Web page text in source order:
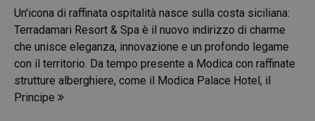
Un'icona di raffinata ospitalità nasce sulla costa siciliana:
Terradamari Resort & Spa è il nuovo indirizzo di charme
che unisce eleganza, innovazione e un profondo legame
con il territorio. Da tempo presente a Modica con raffinate
strutture alberghiere, come il Modica Palace Hotel, il
Principe